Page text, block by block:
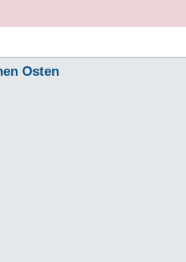
Osten